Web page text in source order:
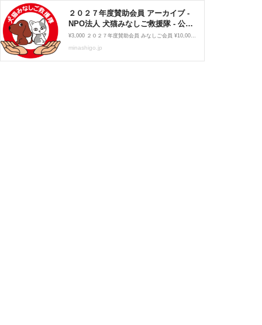
２０２７年度賛助会員 アーカイブ -
NPO法人 犬猫みなしご救援隊 - 公式
サイト -
¥3,000 ２０２７年度賛助会員 みなしご会員 ¥10,000 ２０２７年度賛助会員 プレミアム会員 HOME 犬猫みなしご救援隊とは？ ごあいさつ 犬猫みなしご救援隊の歴史 終生飼養ホーム さようならの時 みなしご通信 引取保護の依頼 保護:育成:譲渡:TNR活動 事業活動報告 TNR一斉 《SDGs》自然保護活動 サステナビリティへの取り組み 東日本大震災の被災動物の保護活動 応援/支援のお願い 支援物資のお願い 遺贈について ボランティア募集 GOODS 賛助会員募集 関連書籍DVD 特定商取引 お問い合せ リンク グッズ会員ログイン メールアドレス パスワード ログイン情報を記憶 パ...
minashigo.jp